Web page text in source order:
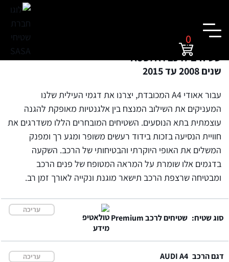
0
שטיחים לרכב AUDI A4
שנים 2008 עד 2015
עבור אאודי A4 המכובדת, יצרנו את דגמי העילית שלנו
המעניקים את השילוב המנצח בין אלגנטיות מאופקת להגנה
עוצמתית בתא הנוסעים. השטיחים המובחרים הללו משדרגים את
חוויית הנסיעה בזכות בידוד רעשים משופר ומגע רך ומפנק
המשלים את האופי היוקרתי והבטיחותי של הרכב. השקעה
בדגמים אלו שומרת על המראה המטופח של פנים הרכב
ומבטיחה שרצפת הרכב תישאר מוגנת ונקייה לאורך זמן רב.
סוג שטיח: שטיחים לרכב Premium
עריכה
דגם הרכב AUDI A4
עריכה